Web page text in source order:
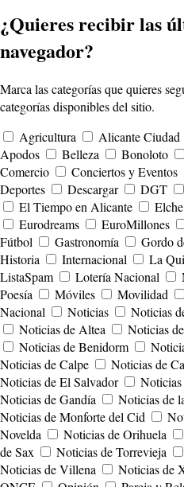
¿Quieres recibir las
navegador?
Marca las categorías que quieres
categorías disponibles del sitio.
Agricultura
Alicante Ciudad
Apodos
Belleza Bonoloto
Comercio
Conciertos y Eventos
Deportes
Descargar DGT
El Tiempo en Alicante
Eurodreams
EuroMillones
Fútbol
Gastronomía Gordo
Historia
Internacional La
ListaSpam
Lotería Nacional
Poesía
Móviles Movilidad
Nacional
Noticias Noticias
Noticias de Altea
Noticias
Noticias de Benidorm
Noticias de Calpe
Noticias de
Noticias de El Salvador
Noticias de Gandía
Noticias de
Noticias de Monforte del Cid
Novelda
Noticias de Orihuela
de Sax
Noticias de Torrevieja
Noticias de Villena
Noticias de